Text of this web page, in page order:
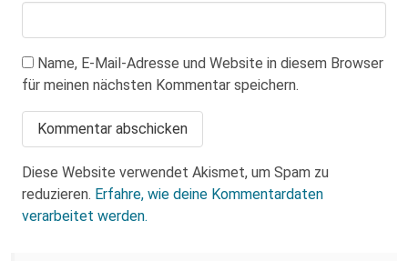
Name, E-Mail-Adresse und Website in diesem Browser
für meinen nächsten Kommentar speichern.
Diese Website verwendet Akismet, um Spam zu
reduzieren. Erfahre, wie deine Kommentardaten
verarbeitet werden.